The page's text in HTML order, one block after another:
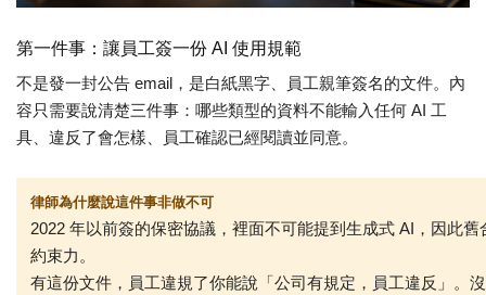
第一件事：讓員工簽一份 AI 使用規範
不是發一封公告 email，是白紙黑字、員工親筆簽名的文件。內
容只需要說清楚三件事：哪些類型的資料不能輸入任何 AI 工
具、違反了會怎樣、員工確認已經閱讀並同意。
律師為什麼說這件事非做不可
2022 年以前簽的保密協議，裡面不可能提到生成式 AI ，因此舊
約束力。
有這份文件，員工違規了你能說「公司有規定，員工違反」。